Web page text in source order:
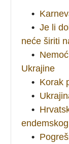
•
• Je li
neće širiti
•
Ukrajine
• Korak
•
•
•